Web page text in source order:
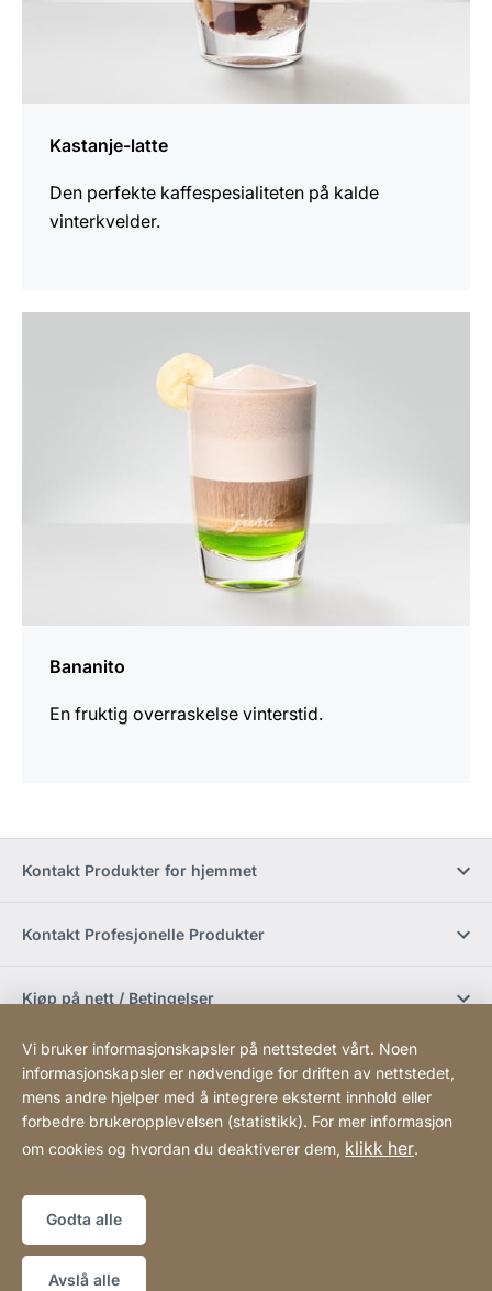
Kastanje-latte
Den perfekte kaffespesialiteten på kalde
vinterkvelder.
Bananito
En fruktig overraskelse vinterstid.
Kontakt Produkter for hjemmet
Kontakt Profesjonelle Produkter
Kjøp på nett / Betingelser
Newsletter
Webside
[Website
information]
Sitemap
Vi bruker informasjonskapsler på nettstedet vårt. Noen
informasjonskapsler er nødvendige for driften av nettstedet,
mens andre hjelper med å integrere eksternt innhold eller
forbedre brukeropplevelsen (statistikk). For mer informasjon
om cookies og hvordan du deaktiverer dem, klikk her.
Godta alle
Avslå alle